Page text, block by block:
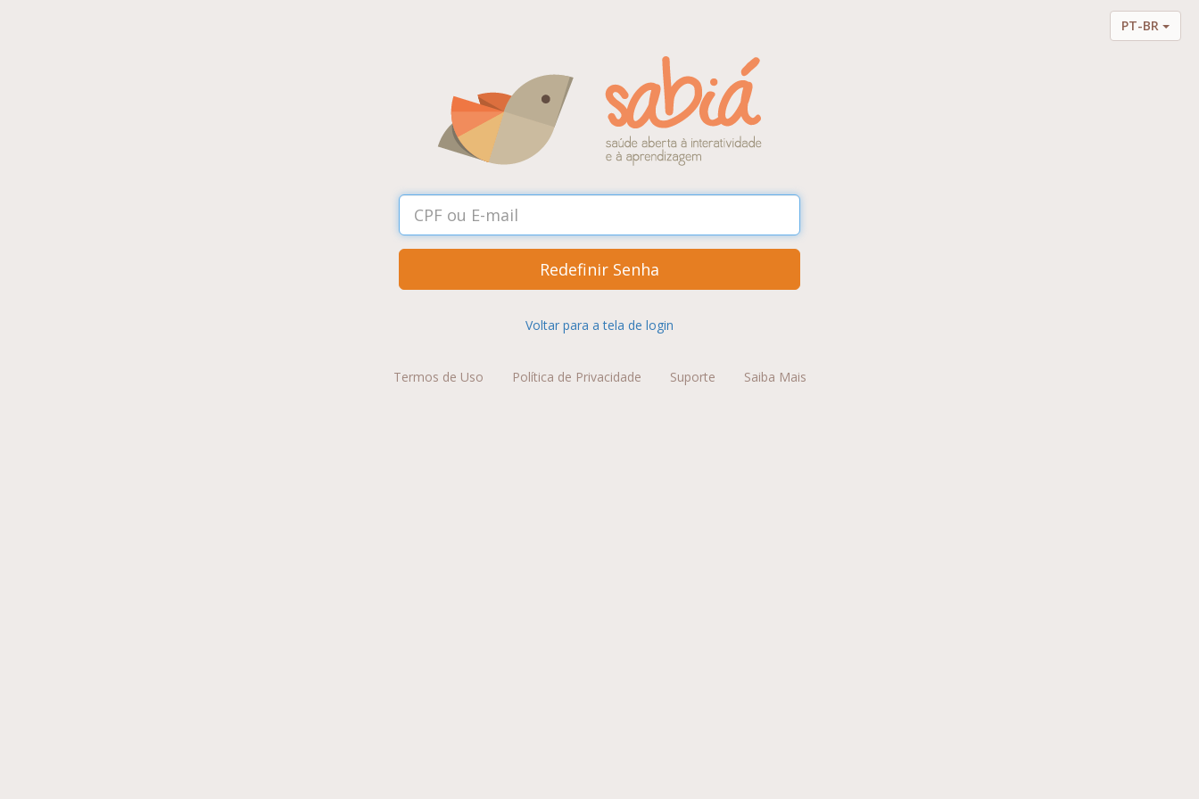
PT-BR
Redefinir Senha
Voltar para a tela de login
Termos de Uso Política de Privacidade Suporte Saiba Mais